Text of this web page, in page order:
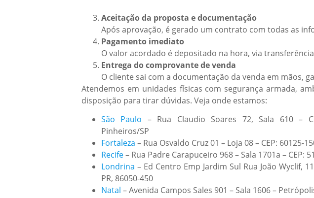
Aceitação da proposta e documentação
Após aprovação, é gerado um contrato com todas as
Pagamento imediato
O valor acordado é depositado na hora, via
Entrega do comprovante de venda
O cliente sai com a documentação da venda em mãos,
Atendemos em unidades físicas com segurança armada,
disposição para tirar dúvidas. Veja onde estamos:
São Paulo – Rua Claudio Soares 72, Sala 610 –
Pinheiros/SP
Fortaleza – Rua Osvaldo Cruz 01 – Loja 08 – CEP: 60125-
Recife– Rua Padre Carapuceiro 968 – Sala 1701a – CEP:
Londrina – Ed Centro Emp Jardim Sul Rua João Wyclif,
PR, 86050-450
Natal – Avenida Campos Sales 901 – Sala 1606 –